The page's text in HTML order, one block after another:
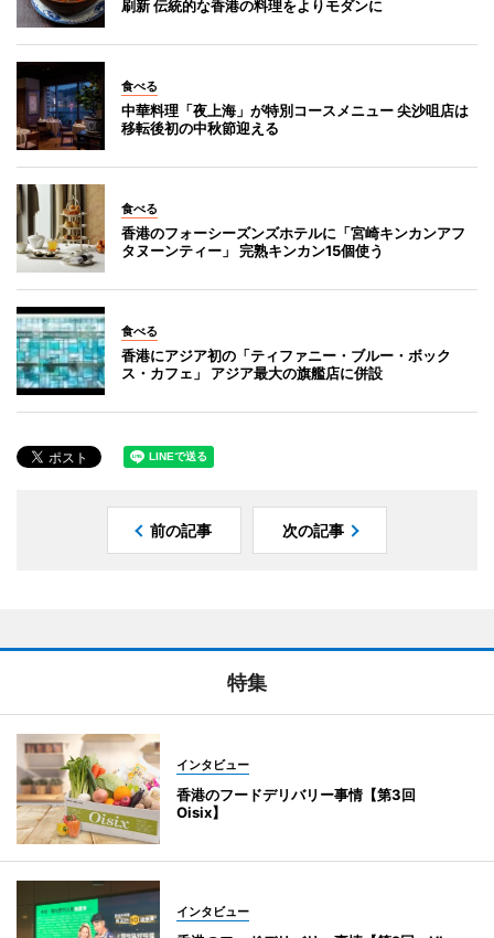
刷新 伝統的な香港の料理をよりモダンに
食べる
中華料理「夜上海」が特別コースメニュー 尖沙咀店は
移転後初の中秋節迎える
食べる
香港のフォーシーズンズホテルに「宮崎キンカンアフ
タヌーンティー」 完熟キンカン15個使う
食べる
香港にアジア初の「ティファニー・ブルー・ボック
ス・カフェ」 アジア最大の旗艦店に併設
前の記事 次の記事
特集
インタビュー
香港のフードデリバリー事情【第3回
Oisix】
インタビュー